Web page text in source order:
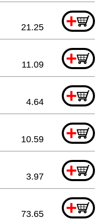
+
21.25
+
11.09
+
4.64
+
10.59
+
3.97
+
73.65